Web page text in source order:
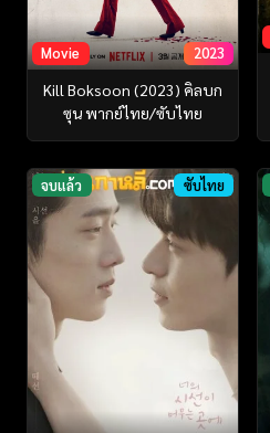
Movie 2023
Kill Boksoon (2023) คิลบก
ซุน พากย์ไทย/ซับไทย
จบแล้ว ซับไทย